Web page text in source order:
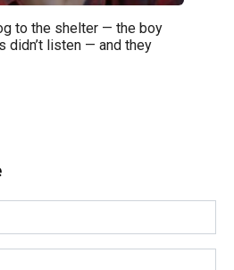
to the shelter — the boy
didn’t listen — and they